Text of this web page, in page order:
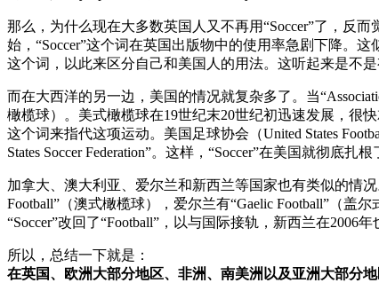
那么，为什么现在大多数英国人又不再用“Soccer”了，反
始，“Soccer”这个词在英国出版物中的使用率急剧下降。
这个词，以此来区分自己和美国人的用法。这听起来是不是
而在大西洋的另一边，美国的情况就复杂多了。当
橄榄球）。美式橄榄球在19世纪末20世纪初迅速发展，很
这个词来指代这项运动。美国足球协会（United States
States Soccer Federation”。这样，“Soccer”在美国就彻底扎根
加拿大、澳大利亚、爱尔兰和新西兰等国家也有类似的情况
Football”（澳式橄榄球），爱尔兰有“Gaelic Football”（盖
“Soccer”改回了“Football”，以与国际接轨，新西兰在2006
所以，总结一下就是：
在英国、欧洲大部分地区、非洲、南美洲以及亚洲大部分